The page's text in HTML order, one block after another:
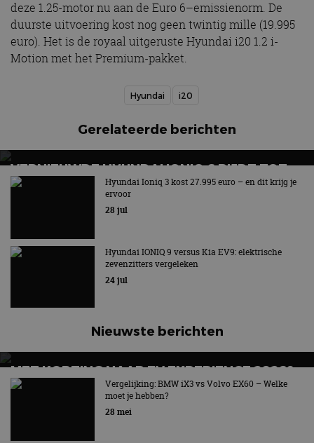
deze 1.25-motor nu aan de Euro 6–emissienorm. De
duurste uitvoering kost nog geen twintig mille (19.995
euro). Het is de royaal uitgeruste Hyundai i20 1.2 i-
Motion met het Premium-pakket.
Hyundai i20
Gerelateerde berichten
VERNIEUWDE HYUNDAI IONIQ 6 RIJDT TOT
680 KILOMETER EN WORDT GOEDKOPER
Keuze uit twee accupakketten
Hyundai Ioniq 3 kost 27.995 euro – en dit krijg je
ervoor
28 jul
Hyundai IONIQ 9 versus Kia EV9: elektrische
zevenzitters vergeleken
24 jul
Nieuwste berichten
MET KORTING NAAR EV EXPERIENCE 2026?
AUTORAI REGELT HET!
EV Experience 2026 van 24 tot 26 september
Vergelijking: BMW iX3 vs Volvo EX60 – Welke
moet je hebben?
28 mei